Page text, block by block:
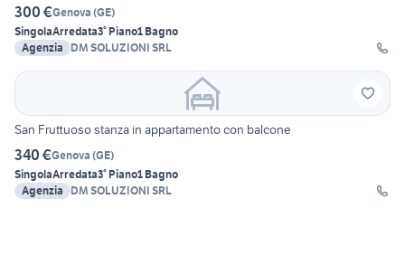
300 €Genova (GE)
SingolaArredata3° Piano1 Bagno
Agenzia
DM SOLUZIONI SRL
San Fruttuoso stanza in appartamento con balcone
340 €Genova (GE)
SingolaArredata3° Piano1 Bagno
Agenzia
DM SOLUZIONI SRL